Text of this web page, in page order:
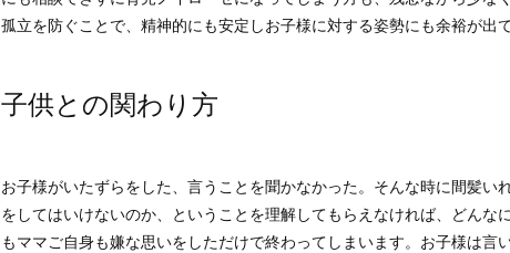
孤立を防ぐことで、精神的にも安定しお子様に対する姿勢にも余裕が出
子供との関わり方
お子様がいたずらをした、言うことを聞かなかった。そんな時に間髪い
をしてはいけないのか、ということを理解してもらえなければ、どんな
もママご自身も嫌な思いをしただけで終わってしまいます。お子様は言